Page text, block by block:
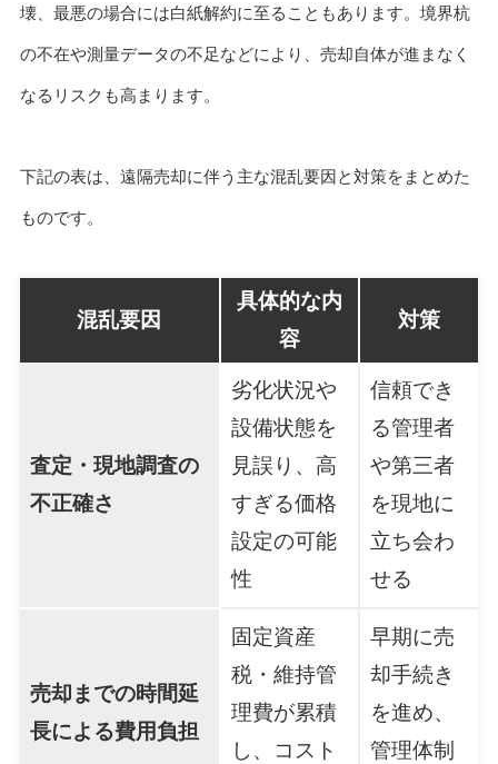
壊、最悪の場合には白紙解約に至ることもあります。境界杭
の不在や測量データの不足などにより、売却自体が進まなく
なるリスクも高まります。
下記の表は、遠隔売却に伴う主な混乱要因と対策をまとめた
ものです。
混乱要因
具体的な内
容
対策
査定・現地調査の
不正確さ
劣化状況や
設備状態を
見誤り、高
すぎる価格
設定の可能
性
信頼でき
る管理者
や第三者
を現地に
立ち会わ
せる
売却までの時間延
長による費用負担
固定資産
税・維持管
理費が累積
し、コスト
早期に売
却手続き
を進め、
管理体制